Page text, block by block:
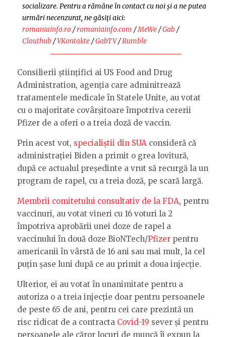
socializare. Pentru a rămâne în contact cu noi și a ne putea
urmări necenzurat, ne găsiți aici:
romaniainfo.ro/romaniainfo.com /MeWe/Gab /
Clouthub /VKontakte/GabTV/Rumble
Consilierii științifici ai US Food and Drug
Administration, agenția care adminitrează
tratamentele medicale în Statele Unite, au votat
cu o majoritate covârșitoare împotriva cererii
Pfizer de a oferi o a treia doză de vaccin.
Prin acest vot, specialiștii din SUA consideră că
administrației Biden a primit o grea lovitură,
după ce actualul președinte a vrut să recurgă la un
program de rapel, cu a treia doză, pe scară largă.
Membrii comitetului consultativ de la FDA, pentru
vaccinuri, au votat vineri cu 16 voturi la 2
împotriva aprobării unei doze de rapel a
vaccinului în două doze BioNTech/Pfizer pentru
americanii în vârstă de 16 ani sau mai mult, la cel
puțin șase luni după ce au primit a doua injecție.
Ulterior, ei au votat în unanimitate pentru a
autoriza o a treia injecție doar pentru persoanele
de peste 65 de ani, pentru cei care prezintă un
risc ridicat de a contracta Covid-19 sever și pentru
persoanele ale căror locuri de muncă îi expun la